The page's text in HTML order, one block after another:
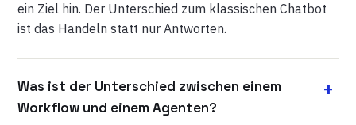
ein Ziel hin. Der Unterschied zum klassischen Chatbot
ist das Handeln statt nur Antworten.
Was ist der Unterschied zwischen einem
Workflow und einem Agenten?